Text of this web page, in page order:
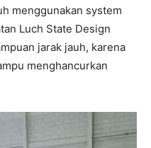
menggunakan system
Luch State Design
jarak jauh, karena
menghancurkan